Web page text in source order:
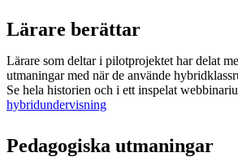
Lärare berättar
Lärare som deltar i pilotprojektet har delat
utmaningar med när de använde
Se hela historien och i ett inspelat
hybridundervisning
Pedagogiska utmaningar